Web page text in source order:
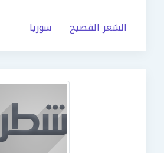
الشعر الفصيح سوريا